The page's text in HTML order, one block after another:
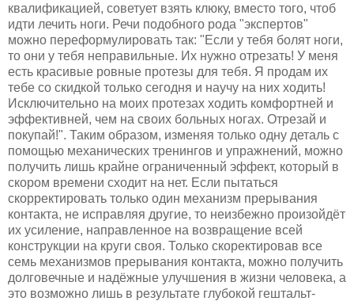
квалификацией, советует взять клюку, вместо того, чтоб
идти лечить ноги. Речи подобного рода "экспертов"
можно переформулировать так: "Если у тебя болят ноги,
то они у тебя неправильные. Их нужно отрезать! У меня
есть красивые ровные протезы для тебя. Я продам их
тебе со скидкой только сегодня и научу на них ходить!
Исключительно на моих протезах ходить комфортней и
эффективней, чем на своих больных ногах. Отрезай и
покупай!". Таким образом, изменяя только одну деталь с
помощью механических тренингов и упражнений, можно
получить лишь крайне ограниченный эффект, который в
скором времени сходит на нет. Если пытаться
скорректировать только один механизм прерывания
контакта, не исправляя другие, то неизбежно произойдёт
их усиление, направленное на возвращение всей
конструкции на круги своя. Только скоректировав все
семь механизмов прерывания контакта, можно получить
долговечные и надёжные улучшения в жизни человека, а
это возможно лишь в результате глубокой гештальт-